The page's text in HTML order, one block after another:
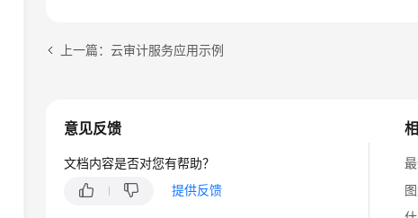
上一篇：云审计服务应用示例
意见反馈
文档内容是否对您有帮助？
提供反馈